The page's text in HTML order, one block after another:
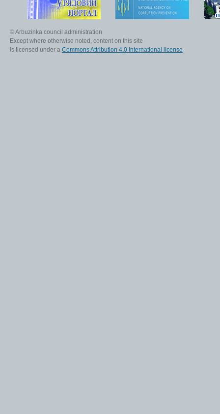
© Arbuzinka council administration
Except where otherwise noted, content on this site
is licensed under a Commons Attribution 4.0 International license